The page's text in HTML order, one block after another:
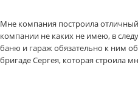
Мне компания построила
компании не каких не имею, в
баню и гараж обязательно к ним
бригаде Сергея, которая строила